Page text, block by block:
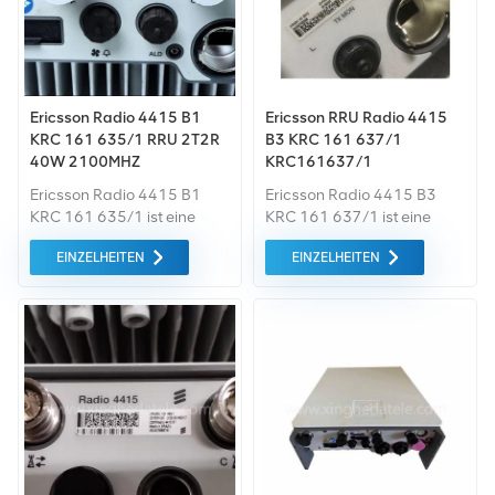
Freien als Makro- oder
verteilte Basisstation.
Großer Lagerbestand sofort
versandbereit. Kontaktieren
innerhalb von 24 Stunden
ein Angebot in Echtzeit und
ein technisches Datenblatt!
angeboten.
Ericsson Radio 4415 B1
KRC 161 635/1 RRU 2T2R
40W 2100MHZ
Ericsson Radio 4415 B1
KRC 161 635/1 ist eine
2T2R Remote Radio Unit
(RRU), die speziell für FDD-
MHz) mit 2×40W Dual-TX
entwickelt wurde und Multi-
Mode-Betrieb sowie 5G-
Bereitschaft unterstützt. Sie
eignet sich ideal für den
Ausbau und die
Weiterentwicklung von
3G/4G-Netzen. Großer
Lagerbestand sofort
EINZELHEITEN
Ericsson RRU Radio 4415
B3 KRC 161 637/1
KRC161637/1
Ericsson Radio 4415 B3
KRC 161 637/1 ist eine
4T4R Remote Radio Unit
(RRU), die für FDD-LTE Band
und sich für den Ausbau
und die Weiterentwicklung
von 4G-Netzen eignet.
Großer Lagerbestand sofort
versandbereit. Kontaktieren
EINZELHEITEN